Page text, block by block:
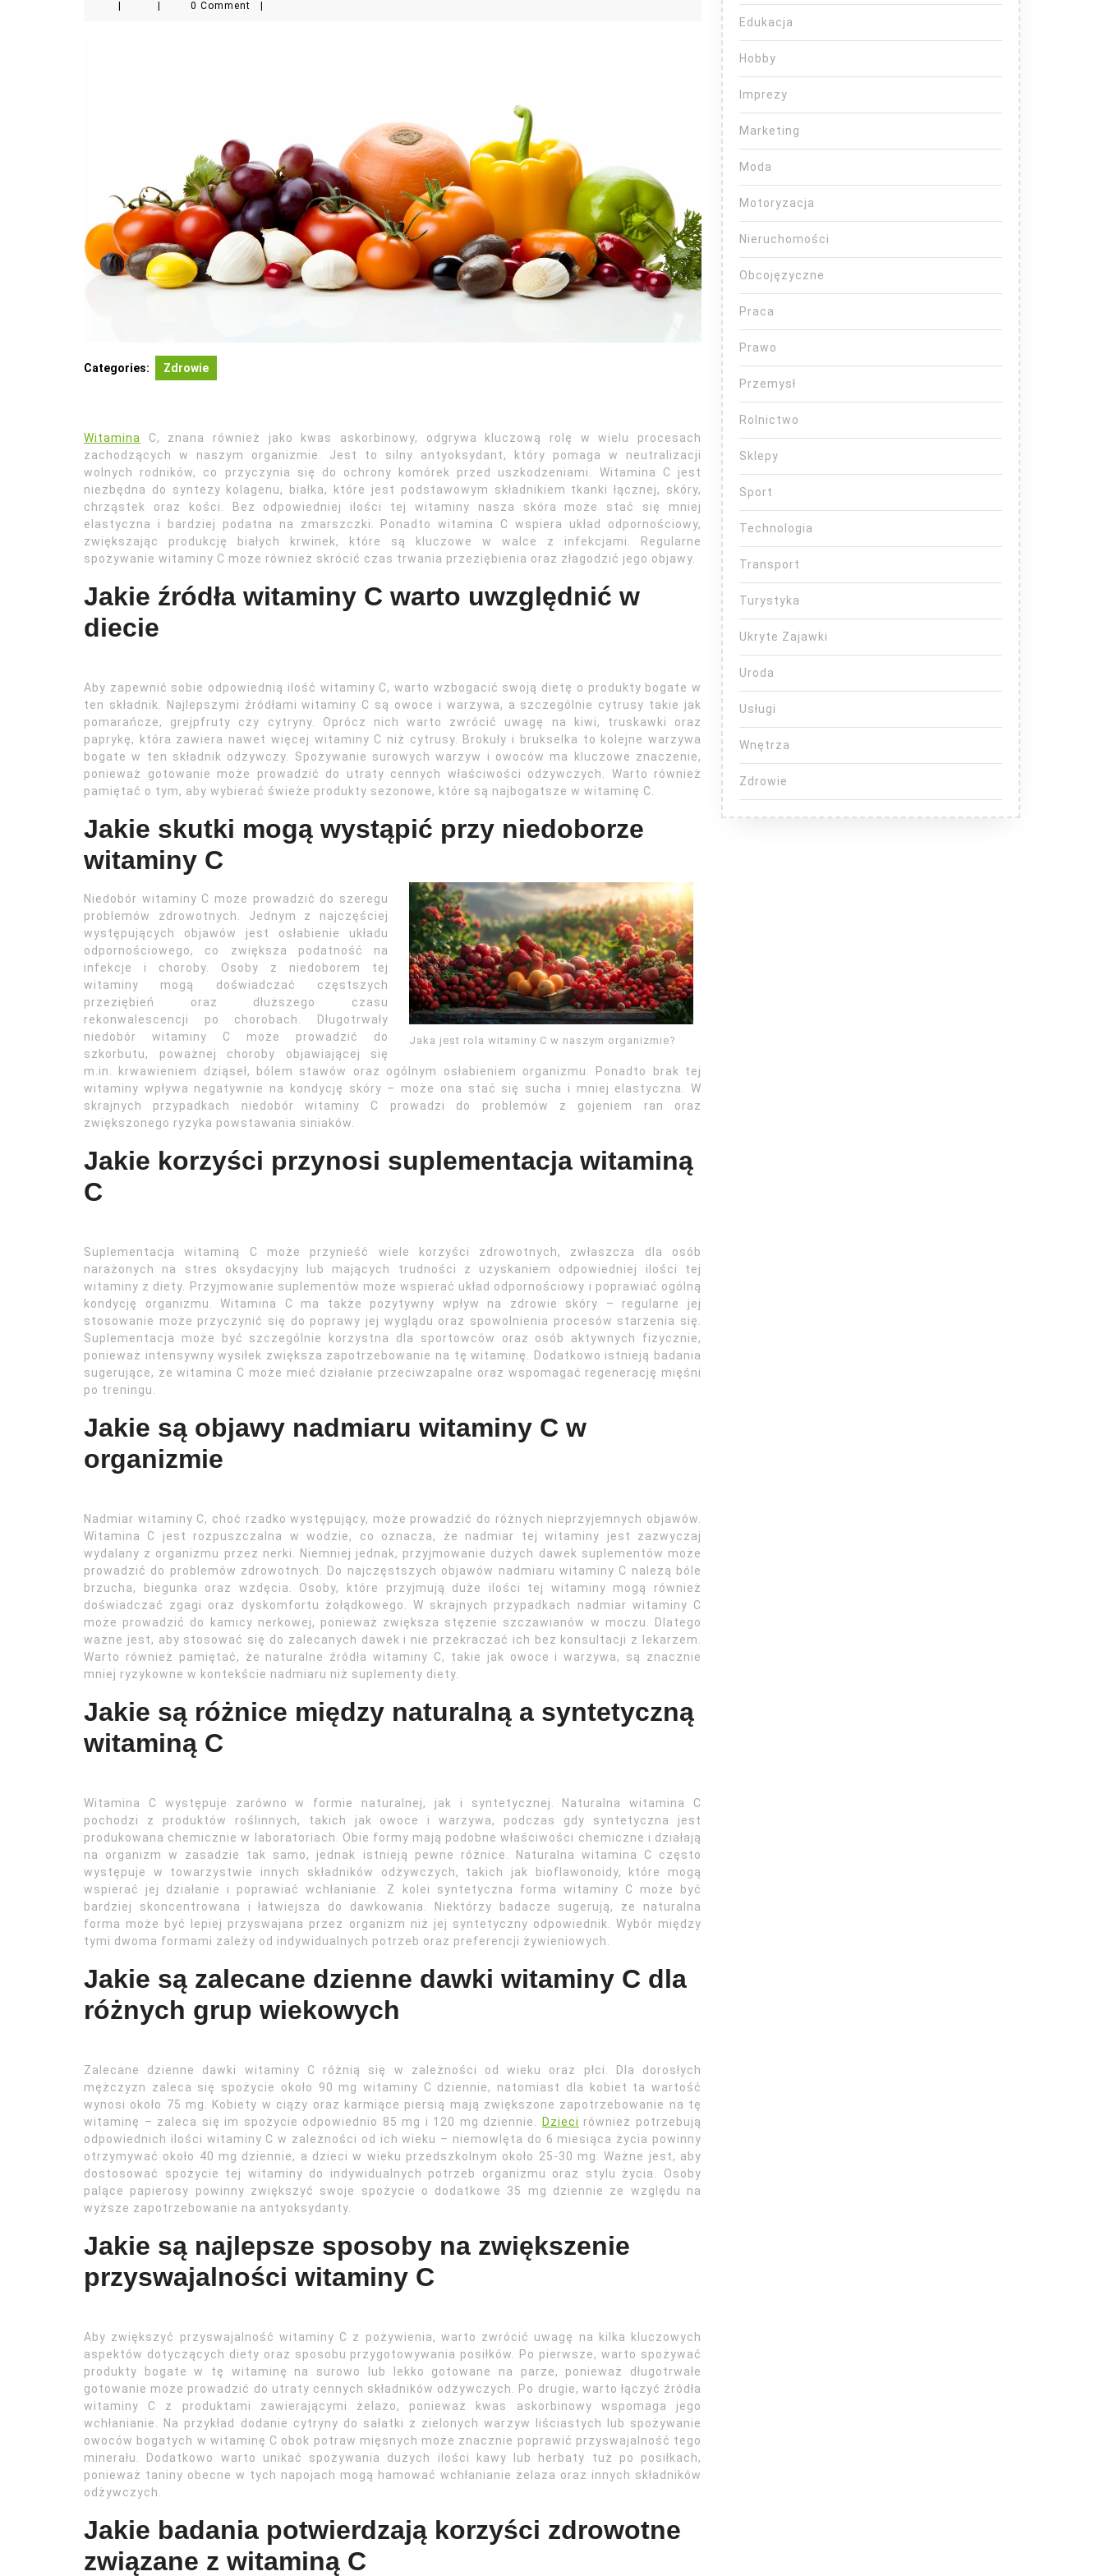
0 Comment
Categories: Zdrowie
Witamina
C, znana również jako kwas askorbinowy, odgrywa kluczową rolę w wielu procesach
zachodzących w naszym organizmie. Jest to silny antyoksydant, który pomaga w neutralizacji
wolnych rodników, co przyczynia się do ochrony komórek przed uszkodzeniami. Witamina C jest
niezbędna do syntezy kolagenu, białka, które jest podstawowym składnikiem tkanki łącznej, skóry,
chrząstek oraz kości. Bez odpowiedniej ilości tej witaminy nasza skóra może stać się mniej
elastyczna i bardziej podatna na zmarszczki. Ponadto witamina C wspiera układ odpornościowy,
zwiększając produkcję białych krwinek, które są kluczowe w walce z infekcjami. Regularne
spożywanie witaminy C może również skrócić czas trwania przeziębienia oraz złagodzić jego objawy.
Jakie źródła witaminy C warto uwzględnić w
diecie
Aby zapewnić sobie odpowiednią ilość witaminy C, warto wzbogacić swoją dietę o produkty bogate w
ten składnik. Najlepszymi źródłami witaminy C są owoce i warzywa, a szczególnie cytrusy takie jak
pomarańcze, grejpfruty czy cytryny. Oprócz nich warto zwrócić uwagę na kiwi, truskawki oraz
paprykę, która zawiera nawet więcej witaminy C niż cytrusy. Brokuły i brukselka to kolejne warzywa
bogate w ten składnik odżywczy. Spożywanie surowych warzyw i owoców ma kluczowe znaczenie,
ponieważ gotowanie może prowadzić do utraty cennych właściwości odżywczych. Warto również
pamiętać o tym, aby wybierać świeże produkty sezonowe, które są najbogatsze w witaminę C.
Jakie skutki mogą wystąpić przy niedoborze
witaminy C
Jaka jest rola witaminy C w naszym organizmie?
Niedobór witaminy C może prowadzić do szeregu
problemów zdrowotnych. Jednym z najczęściej
występujących objawów jest osłabienie układu
odpornościowego, co zwiększa podatność na
infekcje i choroby. Osoby z niedoborem tej
witaminy mogą doświadczać częstszych
przeziębień oraz dłuższego czasu
rekonwalescencji po chorobach. Długotrwały
niedobór witaminy C może prowadzić do
szkorbutu, poważnej choroby objawiającej się
m.in. krwawieniem dziąseł, bólem stawów oraz ogólnym osłabieniem organizmu. Ponadto brak tej
witaminy wpływa negatywnie na kondycję skóry – może ona stać się sucha i mniej elastyczna. W
skrajnych przypadkach niedobór witaminy C prowadzi do problemów z gojeniem ran oraz
zwiększonego ryzyka powstawania siniaków.
Jakie korzyści przynosi suplementacja witaminą
C
Suplementacja witaminą C może przynieść wiele korzyści zdrowotnych, zwłaszcza dla osób
narażonych na stres oksydacyjny lub mających trudności z uzyskaniem odpowiedniej ilości tej
witaminy z diety. Przyjmowanie suplementów może wspierać układ odpornościowy i poprawiać ogólną
kondycję organizmu. Witamina C ma także pozytywny wpływ na zdrowie skóry – regularne jej
stosowanie może przyczynić się do poprawy jej wyglądu oraz spowolnienia procesów starzenia się.
Suplementacja może być szczególnie korzystna dla sportowców oraz osób aktywnych fizycznie,
ponieważ intensywny wysiłek zwiększa zapotrzebowanie na tę witaminę. Dodatkowo istnieją badania
sugerujące, że witamina C może mieć działanie przeciwzapalne oraz wspomagać regenerację mięśni
po treningu.
Jakie są objawy nadmiaru witaminy C w
organizmie
Nadmiar witaminy C, choć rzadko występujący, może prowadzić do różnych nieprzyjemnych objawów.
Witamina C jest rozpuszczalna w wodzie, co oznacza, że nadmiar tej witaminy jest zazwyczaj
wydalany z organizmu przez nerki. Niemniej jednak, przyjmowanie dużych dawek suplementów może
prowadzić do problemów zdrowotnych. Do najczęstszych objawów nadmiaru witaminy C należą bóle
brzucha, biegunka oraz wzdęcia. Osoby, które przyjmują duże ilości tej witaminy mogą również
doświadczać zgagi oraz dyskomfortu żołądkowego. W skrajnych przypadkach nadmiar witaminy C
może prowadzić do kamicy nerkowej, ponieważ zwiększa stężenie szczawianów w moczu. Dlatego
ważne jest, aby stosować się do zalecanych dawek i nie przekraczać ich bez konsultacji z lekarzem.
Warto również pamiętać, że naturalne źródła witaminy C, takie jak owoce i warzywa, są znacznie
mniej ryzykowne w kontekście nadmiaru niż suplementy diety.
Jakie są różnice między naturalną a syntetyczną
witaminą C
Witamina C występuje zarówno w formie naturalnej, jak i syntetycznej. Naturalna witamina C
pochodzi z produktów roślinnych, takich jak owoce i warzywa, podczas gdy syntetyczna jest
produkowana chemicznie w laboratoriach. Obie formy mają podobne właściwości chemiczne i działają
na organizm w zasadzie tak samo, jednak istnieją pewne różnice. Naturalna witamina C często
występuje w towarzystwie innych składników odżywczych, takich jak bioflawonoidy, które mogą
wspierać jej działanie i poprawiać wchłanianie. Z kolei syntetyczna forma witaminy C może być
bardziej skoncentrowana i łatwiejsza do dawkowania. Niektórzy badacze sugerują, że naturalna
forma może być lepiej przyswajana przez organizm niż jej syntetyczny odpowiednik. Wybór między
tymi dwoma formami zależy od indywidualnych potrzeb oraz preferencji żywieniowych.
Jakie są zalecane dzienne dawki witaminy C dla
różnych grup wiekowych
Zalecane dzienne dawki witaminy C różnią się w zależności od wieku oraz płci. Dla dorosłych
mężczyzn zaleca się spożycie około 90 mg witaminy C dziennie, natomiast dla kobiet ta wartość
wynosi około 75 mg. Kobiety w ciąży oraz karmiące piersią mają zwiększone zapotrzebowanie na tę
witaminę – zaleca się im spożycie odpowiednio 85 mg i 120 mg dziennie.
Dzieci również potrzebują
odpowiednich ilości witaminy C w zależności od ich wieku – niemowlęta do 6 miesiąca życia powinny
otrzymywać około 40 mg dziennie, a dzieci w wieku przedszkolnym około 25-30 mg. Ważne jest, aby
dostosować spożycie tej witaminy do indywidualnych potrzeb organizmu oraz stylu życia. Osoby
palące papierosy powinny zwiększyć swoje spożycie o dodatkowe 35 mg dziennie ze względu na
wyższe zapotrzebowanie na antyoksydanty.
Jakie są najlepsze sposoby na zwiększenie
przyswajalności witaminy C
Aby zwiększyć przyswajalność witaminy C z pożywienia, warto zwrócić uwagę na kilka kluczowych
aspektów dotyczących diety oraz sposobu przygotowywania posiłków. Po pierwsze, warto spożywać
produkty bogate w tę witaminę na surowo lub lekko gotowane na parze, ponieważ długotrwałe
gotowanie może prowadzić do utraty cennych składników odżywczych. Po drugie, warto łączyć źródła
witaminy C z produktami zawierającymi żelazo, ponieważ kwas askorbinowy wspomaga jego
wchłanianie. Na przykład dodanie cytryny do sałatki z zielonych warzyw liściastych lub spożywanie
owoców bogatych w witaminę C obok potraw mięsnych może znacznie poprawić przyswajalność tego
minerału. Dodatkowo warto unikać spożywania dużych ilości kawy lub herbaty tuż po posiłkach,
ponieważ taniny obecne w tych napojach mogą hamować wchłanianie żelaza oraz innych składników
odżywczych.
Jakie badania potwierdzają korzyści zdrowotne
związane z witaminą C
Edukacja
Hobby
Imprezy
Marketing
Moda
Motoryzacja
Nieruchomości
Obcojęzyczne
Praca
Prawo
Przemysł
Rolnictwo
Sklepy
Sport
Technologia
Transport
Turystyka
Ukryte Zajawki
Uroda
Usługi
Wnętrza
Zdrowie